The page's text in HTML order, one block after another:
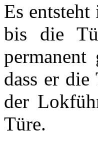
Es
bis die
dass er
der
Türe.